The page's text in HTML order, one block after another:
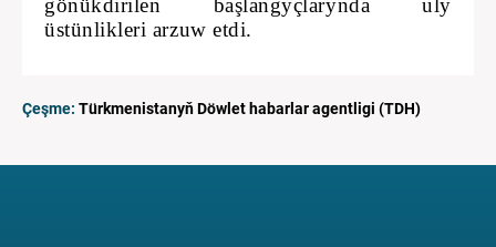
gönükdirilen başlangyçlarynda uly
üstünlikleri arzuw etdi.
Çeşme: Türkmenistanyň Döwlet habarlar agentligi (TDH)